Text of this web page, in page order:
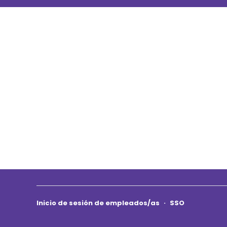
Inicio de sesión de empleados/as · SSO